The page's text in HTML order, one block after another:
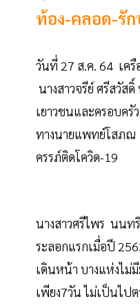
ท้อง-คลอด-รัก
วันที่ 27 ส.ค. 64 เค
นางสาวจรีย์ ศรีสวัส
เยาวชนและครอบค
ทางนายแพทย์โสภณ
ครรภ์ติดโควิด-19
นางสาวศรีไพร นนท
ระลอกแรกเมื่อปี
เดินหน้า บางแห่งไม่
เพียง7วัน ไม่เป็นไป